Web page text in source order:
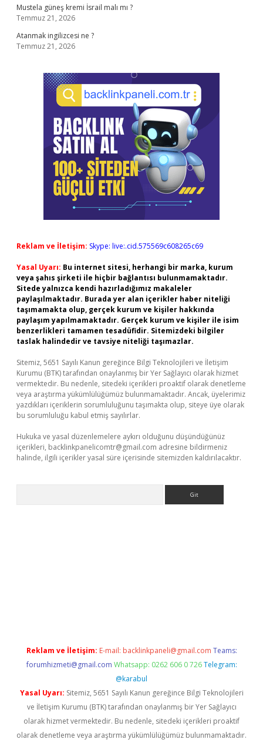
Mustela güneş kremi İsrail malı mı ?
Temmuz 21, 2026
Atanmak ingilizcesi ne ?
Temmuz 21, 2026
Reklam ve İletişim: Skype: live:.cid.575569c608265c69
Yasal Uyarı: Bu internet sitesi, herhangi bir marka, kurum
veya şahıs şirketi ile hiçbir bağlantısı bulunmamaktadır.
Sitede yalnızca kendi hazırladığımız makaleler
paylaşılmaktadır. Burada yer alan içerikler haber niteliği
taşımamakta olup, gerçek kurum ve kişiler hakkında
paylaşım yapılmamaktadır. Gerçek kurum ve kişiler ile isim
benzerlikleri tamamen tesadüfidir. Sitemizdeki bilgiler
taslak halindedir ve tavsiye niteliği taşımazlar.
Sitemiz, 5651 Sayılı Kanun gereğince Bilgi Teknolojileri ve İletişim
Kurumu (BTK) tarafından onaylanmış bir Yer Sağlayıcı olarak hizmet
vermektedir. Bu nedenle, sitedeki içerikleri proaktif olarak denetleme
veya araştırma yükümlülüğümüz bulunmamaktadır. Ancak, üyelerimiz
yazdıkları içeriklerin sorumluluğunu taşımakta olup, siteye üye olarak
bu sorumluluğu kabul etmiş sayılırlar.
Hukuka ve yasal düzenlemelere aykırı olduğunu düşündüğünüz
içerikleri, backlinkpanelicomtr@gmail.com adresine bildirmeniz
halinde, ilgili içerikler yasal süre içerisinde sitemizden kaldırılacaktır.
Reklam ve İletişim: E-mail: backlinkpaneli@gmail.com Teams:
forumhizmeti@gmail.com Whatsapp: 0262 606 0 726 Telegram:
@karabul
Yasal Uyarı: Sitemiz, 5651 Sayılı Kanun gereğince Bilgi Teknolojileri
ve İletişim Kurumu (BTK) tarafından onaylanmış bir Yer Sağlayıcı
olarak hizmet vermektedir. Bu nedenle, sitedeki içerikleri proaktif
olarak denetleme veya araştırma yükümlülüğümüz bulunmamaktadır.